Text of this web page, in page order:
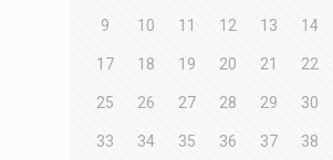
9 10 11 12 13 14
17 18 19 20 21 22
25 26 27 28 29 30
33 34 35 36 37 38